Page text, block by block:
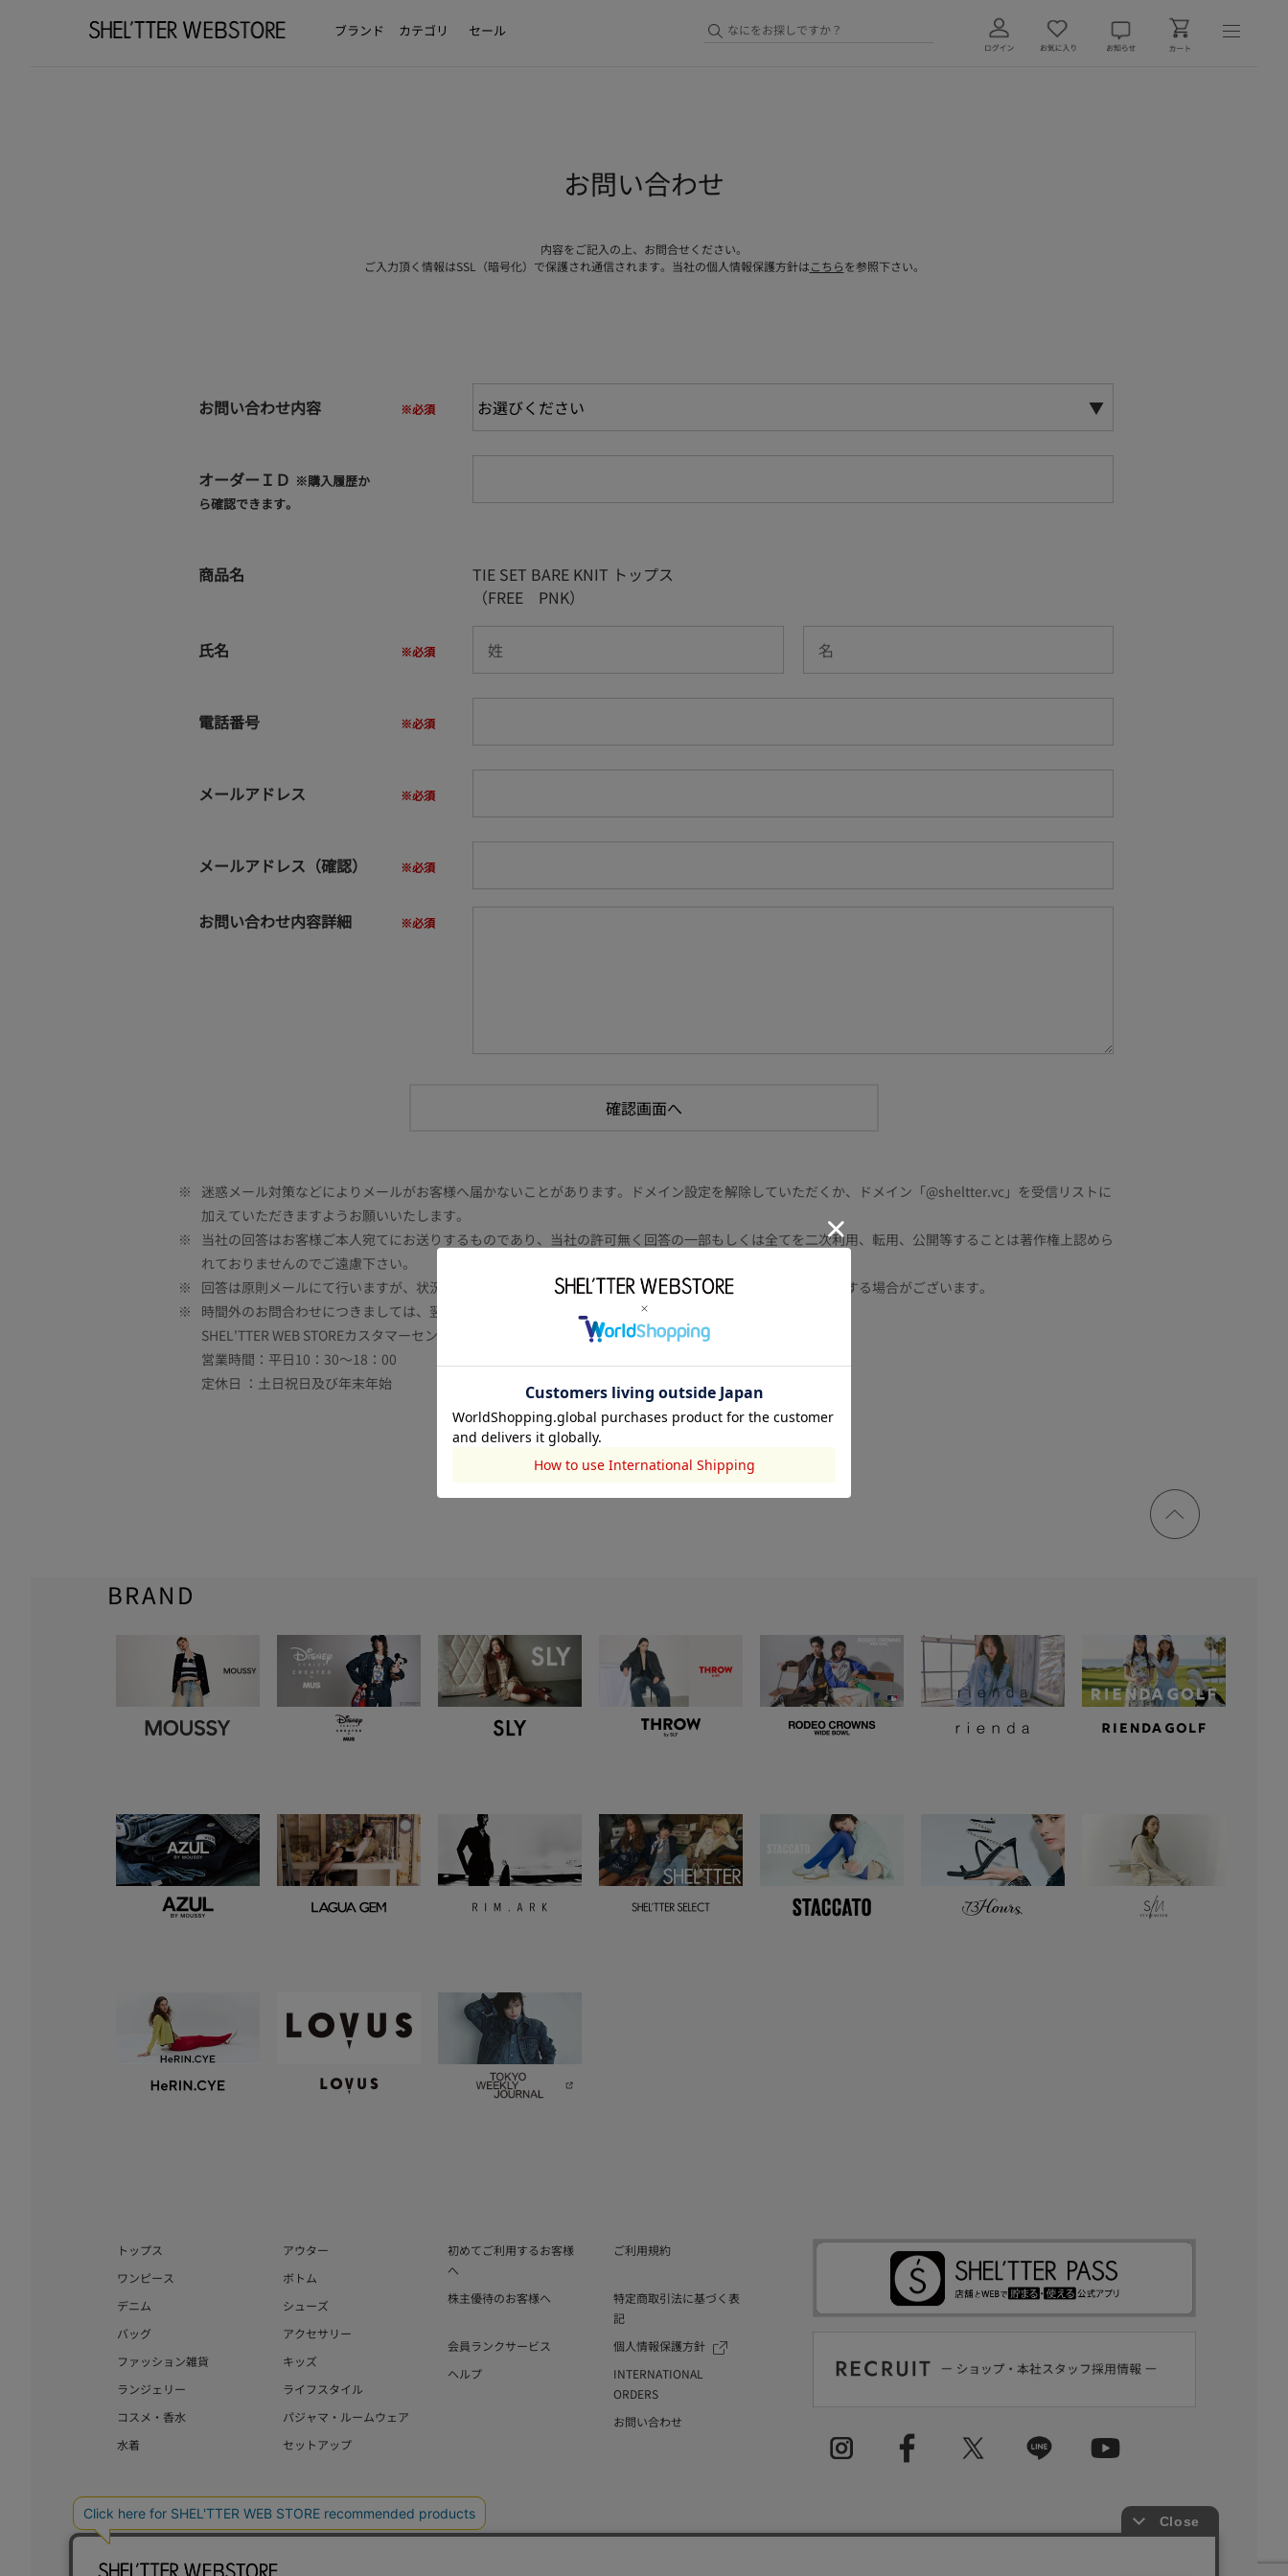
ブランド カテゴリ セール
お問い合わせ
内容をご記入の上、お問合せください。
ご入力頂く情報はSSL（暗号化）で保護され通信されます。当社の個人情報保護方針はこちらを参照下さい。
お問い合わせ内容
オーダーＩＤ ※購入履歴か
ら確認できます。
商品名
TIE SET BARE KNIT トップス
（FREE PNK）
氏名
電話番号
メールアドレス
メールアドレス（確認）
お問い合わせ内容詳細
※
迷惑メール対策などによりメールがお客様へ届かないことがあります。ドメイン設定を解除していただくか、ドメイン「@sheltter.vc」を受信リストに
加えていただきますようお願いいたします。
※
当社の回答はお客様ご本人宛てにお送りするものであり、当社の許可無く回答の一部もしくは全てを二次利用、転用、公開等することは著作権上認めら
れておりませんのでご遠慮下さい。
※
回答は原則メールにて行いますが、状況により電話や書面等の場合もございます。また内容により時間を要する場合がございます。
※
時間外のお問合わせにつきましては、翌営業日より順次対応いたします。
SHEL'TTER WEB STOREカスタマーセンター
営業時間：平日10：30～18：00
定休日 ：土日祝日及び年末年始
ページ
トップ
BRAND
トップス
アウター
ワンピース
ボトム
デニム
シューズ
バッグ
アクセサリー
ファッション雑貨
キッズ
ランジェリー
ライフスタイル
コスメ・香水
パジャマ・ルームウェア
水着
セットアップ
初めてご利用するお客様
へ
ご利用規約
株主優待のお客様へ
特定商取引法に基づく表
記
会員ランクサービス
個人情報保護方針
ヘルプ
INTERNATIONAL
ORDERS
お問い合わせ